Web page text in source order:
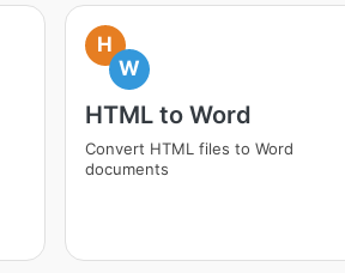
H
W
HTML to Word
Convert HTML files to Word
documents